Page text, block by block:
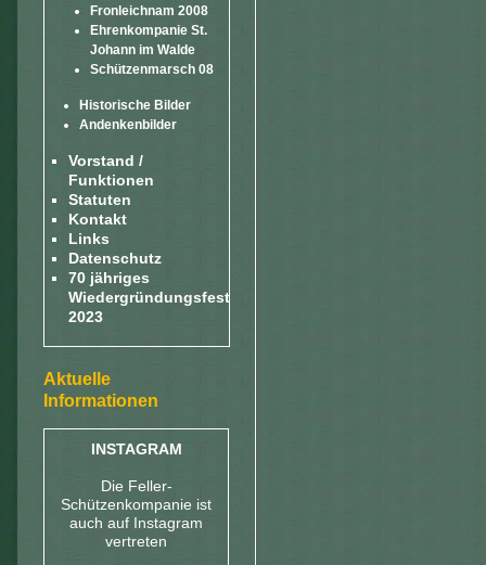
Fronleichnam 2008
Ehrenkompanie St.
Johann im Walde
Schützenmarsch 08
Historische Bilder
Andenkenbilder
Vorstand /
Funktionen
Statuten
Kontakt
Links
Datenschutz
70 jähriges
Wiedergründungsfest
2023
Aktuelle
Informationen
INSTAGRAM
Die Feller-
Schützenkompanie ist
auch auf Instagram
vertreten